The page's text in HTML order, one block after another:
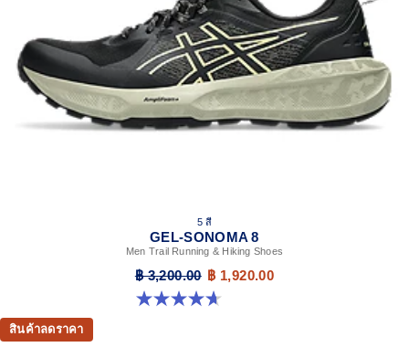
5 สี
GEL-SONOMA 8
Men Trail Running & Hiking Shoes
฿ 3,200.00 ฿ 1,920.00
4.7 จาก 5 ดาว 206 รีวิว
สินค้าลดราคา